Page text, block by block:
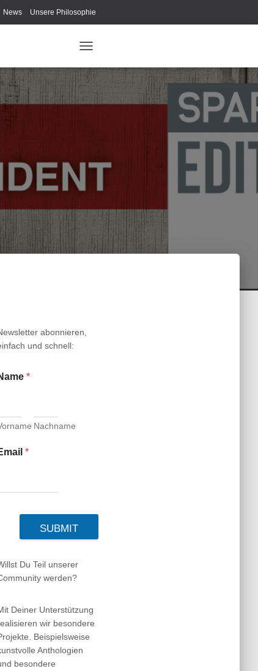
News Unsere Philosophie
A
V
G
N
T
abonnieren,
und schnell:
*
Nachname
*
SUBMIT
Du Teil unserer
werden?
Deiner Unterstützung
wir besondere
Beispielsweise
Anthologien
besondere